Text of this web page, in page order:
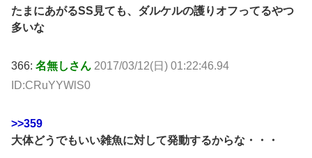
たまにあがるSS見ても、ダルケルの護りオフってるやつ
多いな
366: 名無しさん 2017/03/12(日) 01:22:46.94
ID:CRuYYWlS0
>>359
大体どうでもいい雑魚に対して発動するからな・・・